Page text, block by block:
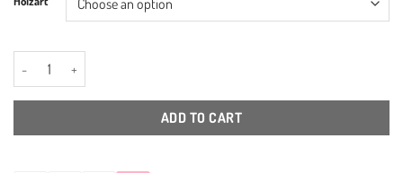
Holz Helmhalter Helmgarderobe quantity
ADD TO CART